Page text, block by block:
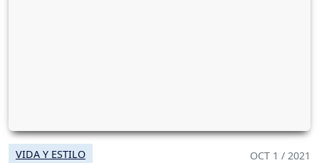
VIDA Y ESTILO OCT 1 / 2021